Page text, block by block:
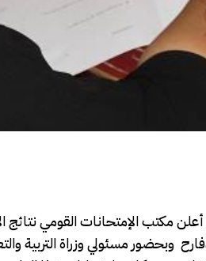
وبحضور مسئولي وزراة التربية